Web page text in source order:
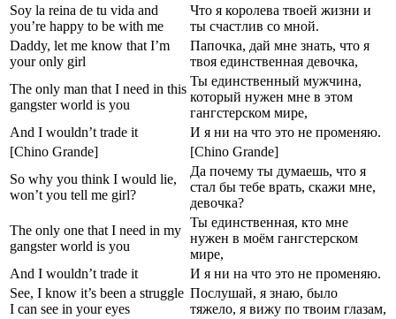
Soy la reina de tu vida and
you’re happy to be with me
Что я королева твоей жизни и
ты счастлив со мной.
Daddy, let me know that I’m
your only girl
Папочка, дай мне знать, что я
твоя единственная девочка,
The only man that I need in this
gangster world is you
Ты единственный мужчина,
который нужен мне в этом
гангстерском мире,
And I wouldn’t trade it
И я ни на что это не променяю.
[Chino Grande]
[Chino Grande]
So why you think I would lie,
won’t you tell me girl?
Да почему ты думаешь, что я
стал бы тебе врать, скажи мне,
девочка?
The only one that I need in my
gangster world is you
Ты единственная, кто мне
нужен в моём гангстерском
мире,
And I wouldn’t trade it
И я ни на что это не променяю.
See, I know it’s been a struggle
I can see in your eyes
Послушай, я знаю, было
тяжело, я вижу по твоим глазам,